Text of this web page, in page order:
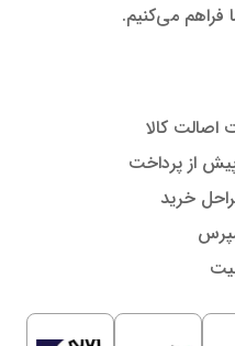
فراهم می‌کنیم.
اصالت کالا
از پرداخت
خرید